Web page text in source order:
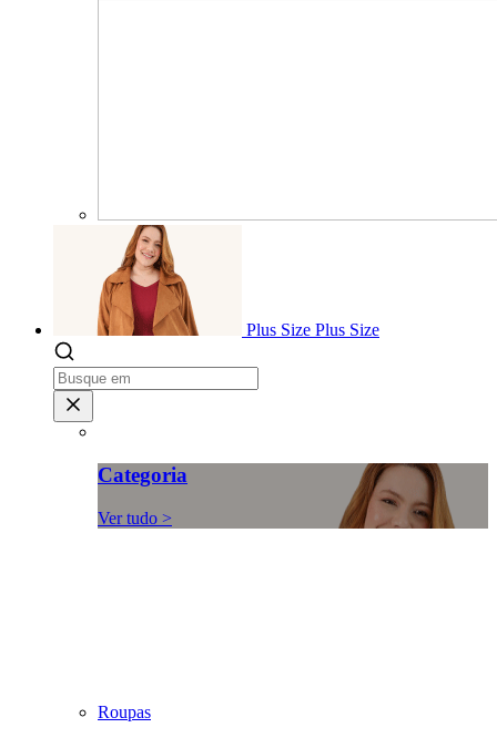
Plus Size Plus Size
Categoria
Ver tudo >
Roupas